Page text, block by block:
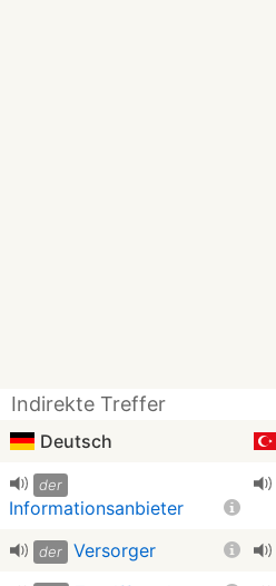
Indirekte Treffer
Deutsch
der
Informationsanbieter
der Versorger